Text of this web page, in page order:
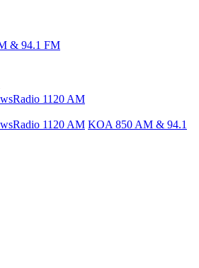
& 94.1 FM
1120 AM
1120 AM KOA 850 AM & 94.1